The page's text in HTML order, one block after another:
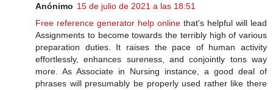
Anónimo 15 de julio de 2021 a las 18:51
Free reference generator help online that's helpful will lead
Assignments to become towards the terribly high of various
preparation duties. It raises the pace of human activity
effortlessly, enhances sureness, and conjointly tons way
more. As Associate in Nursing instance, a good deal of
phrases will presumably be properly used rather like there